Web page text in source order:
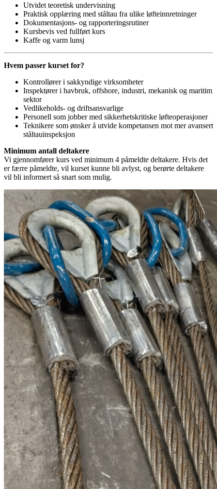
Utvidet teoretisk undervisning
Praktisk opplæring med ståltau fra ulike løfteinnretninger
Dokumentasjons- og rapporteringsrutiner
Kursbevis ved fullført kurs
Kaffe og varm lunsj
Hvem passer kurset for?
Kontrollører i sakkyndige virksomheter
Inspektører i havbruk, offshore, industri, mekanisk og maritim
sektor
Vedlikeholds- og driftsansvarlige
Personell som jobber med sikkerhetskritiske løfteoperasjoner
Teknikere som ønsker å utvide kompetansen mot mer avansert
ståltauinspeksjon
Minimum antall deltakere
Vi gjennomfører kurs ved minimum 4 påmeldte deltakere. Hvis det
er færre påmeldte, vil kurset kunne bli avlyst, og berørte deltakere
vil bli informert så snart som mulig.